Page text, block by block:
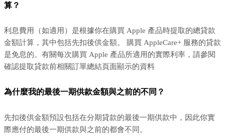
算？
利息費用（如適用）是根據你在購買 Apple 產品時提取的總貸款
金額計算，其中包括先扣後供金額。 購買 AppleCare+ 服務的貸款
是免息的。有關每次購買 Apple 產品所適用的實際利率，請參閱
確認提取貸款前相關訂單總結頁面顯示的資料
為什麼我的最後一期供款金額與之前的不同？
先扣後供金額預設包括在分期貸款的最後一期供款中，因此你實
際應付的最後一期供款與之前的都會不同。